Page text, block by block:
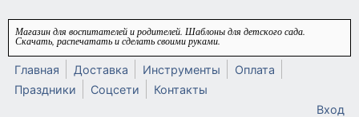
Перейти к основному содержанию
Магазин для воспитателей и родителей. Шаблоны для детского сада.
Скачать, распечатать и сделать своими руками.
Главная Доставка Инструменты
Оплата
Праздники
Соцсети
Контакты
Вход